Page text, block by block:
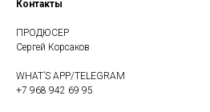
Контакты
ПРОДЮСЕР
Сергей Корсаков
WHAT’S APP/TELEGRAM
+7 968 942 69 95